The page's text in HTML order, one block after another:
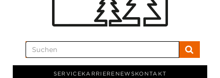
SERVICEKARRIERE NEWSKONTAKT